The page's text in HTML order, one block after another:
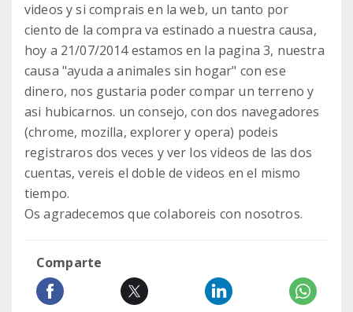
videos y si comprais en la web, un tanto por
ciento de la compra va estinado a nuestra causa,
hoy a 21/07/2014 estamos en la pagina 3, nuestra
causa "ayuda a animales sin hogar" con ese
dinero, nos gustaria poder compar un terreno y
asi hubicarnos. un consejo, con dos navegadores
(chrome, mozilla, explorer y opera) podeis
registraros dos veces y ver los videos de las dos
cuentas, vereis el doble de videos en el mismo
tiempo.
Os agradecemos que colaboreis con nosotros.
Comparte